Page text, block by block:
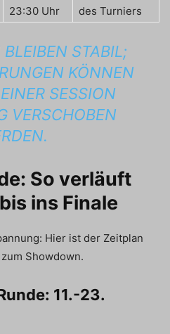
23:30 Uhr
des Turniers
STABIL;
KÖNNEN
SESSION
VERSCHOBEN
So verläuft
ins Finale
Hier ist der Zeitplan
Showdown.
11.-23.